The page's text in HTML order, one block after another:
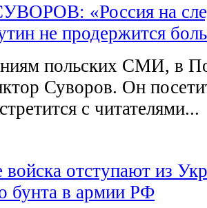
«Россия на
не продержится
польских СМИ, в
Суворов. Он
с читателями...
войска отступают из
бунта в армии РФ